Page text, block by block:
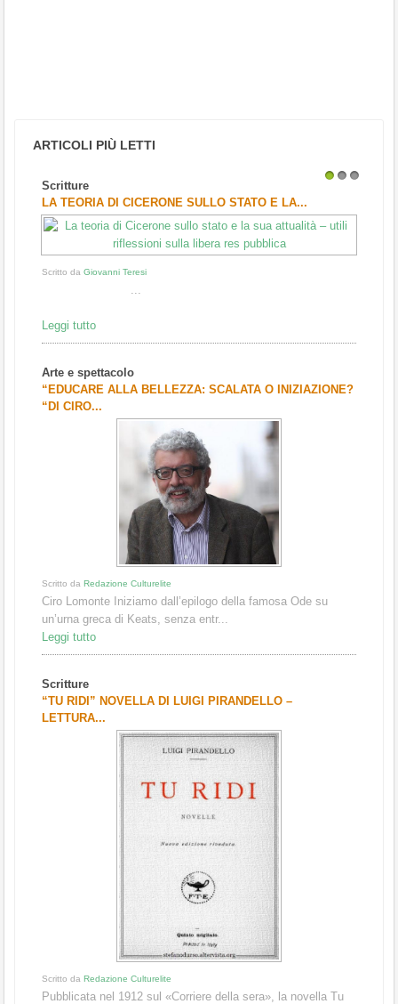
ARTICOLI PIÙ LETTI
Scritture
LA TEORIA DI CICERONE SULLO STATO E LA...
Scritto da Giovanni Teresi
...
Leggi tutto
Arte e spettacolo
“EDUCARE ALLA BELLEZZA: SCALATA O INIZIAZIONE?
“DI CIRO...
Scritto da Redazione Culturelite
Ciro Lomonte Iniziamo dall’epilogo della famosa Ode su
un’urna greca di Keats, senza entr...
Leggi tutto
Scritture
“TU RIDI” NOVELLA DI LUIGI PIRANDELLO –
LETTURA...
Scritto da Redazione Culturelite
Pubblicata nel 1912 sul «Corriere della sera», la novella Tu